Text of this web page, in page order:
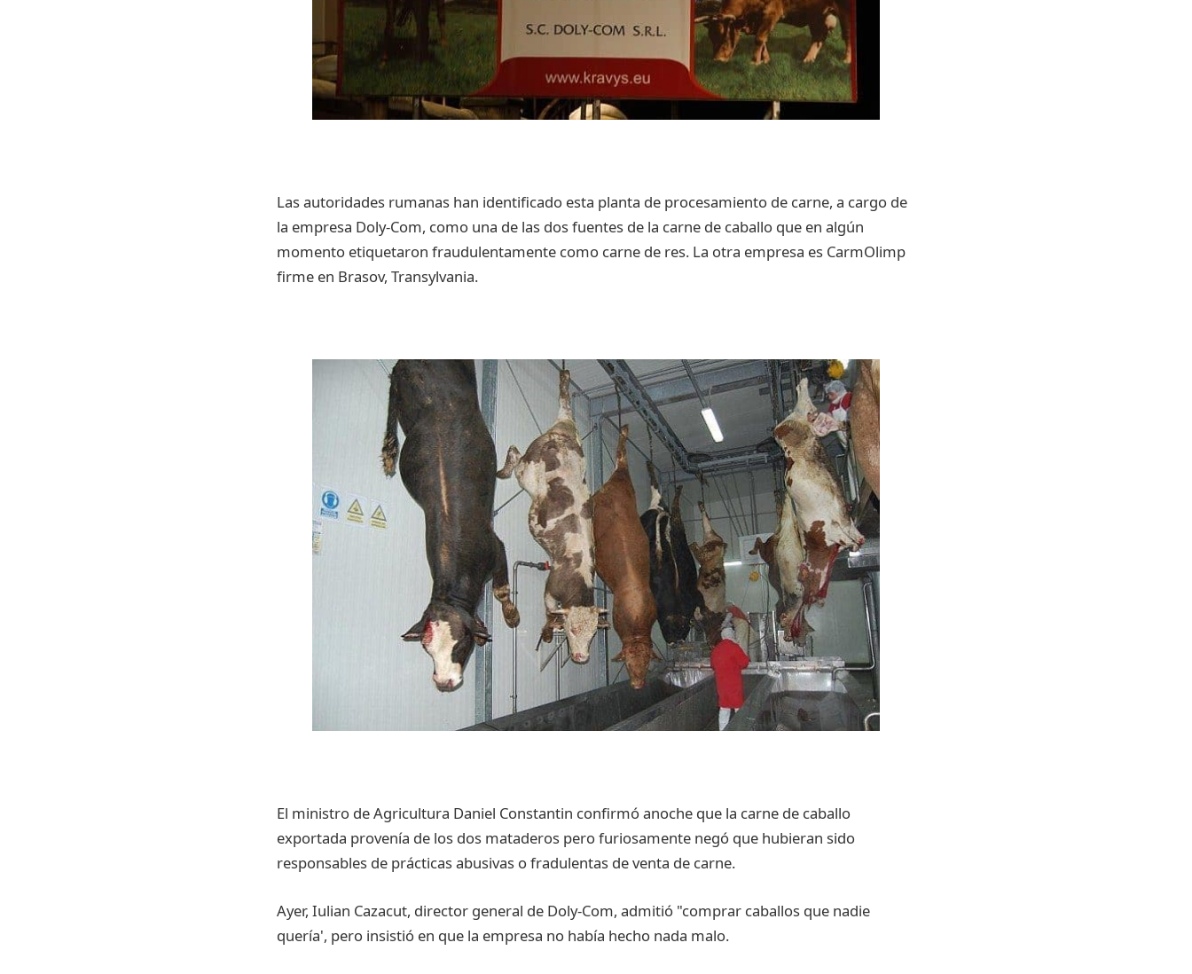
Las autoridades rumanas han identificado esta planta de procesamiento de carne, a cargo de
la empresa Doly-Com, como una de las dos fuentes de la carne de caballo que en algún
momento etiquetaron fraudulentamente como carne de res. La otra empresa es CarmOlimp
firme en Brasov, Transylvania.
El ministro de Agricultura Daniel Constantin confirmó anoche que la carne de caballo
exportada provenía de los dos mataderos pero furiosamente negó que hubieran sido
responsables de prácticas abusivas o fradulentas de venta de carne.
Ayer, Iulian Cazacut, director general de Doly-Com, admitió "comprar caballos que nadie
quería', pero insistió en que la empresa no había hecho nada malo.